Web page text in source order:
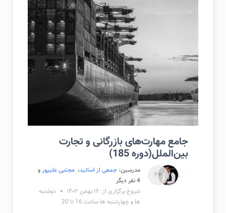
جامع مهارت‌های بازرگانی و تجارت
بین‌الملل(دوره 185)
+۴ مدرسین: جمعی از اساتید، مجتبی علیپورو
4 نفر دیگر
شروع برگزاری از: ۱۶ بهمن ۱۴۰۲
دوشنبه
ها و چهارشنبه ها ساعت 16 تا 20